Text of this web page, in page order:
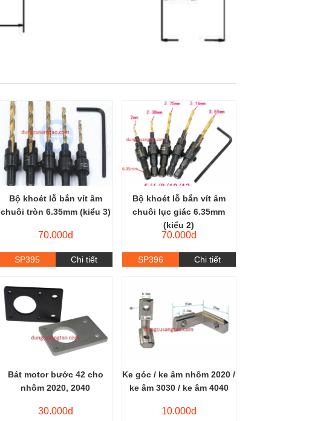
Bộ khoét lỗ bắn vít âm
chuôi tròn 6.35mm (kiểu 3)
70.000đ
SP395 Chi tiết
Bộ khoét lỗ bắn vít âm
chuôi lục giác 6.35mm
(kiểu 2)
70.000đ
SP396 Chi tiết
Bát motor bước 42 cho
nhôm 2020, 2040
30.000đ
Ke góc / ke âm nhôm 2020 /
ke âm 3030 / ke âm 4040
10.000đ